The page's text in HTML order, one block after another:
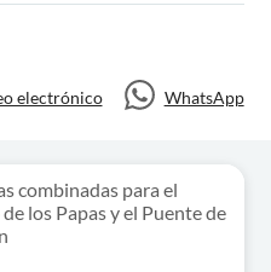
electrónico WhatsApp
combinadas para el
los Papas y el Puente de